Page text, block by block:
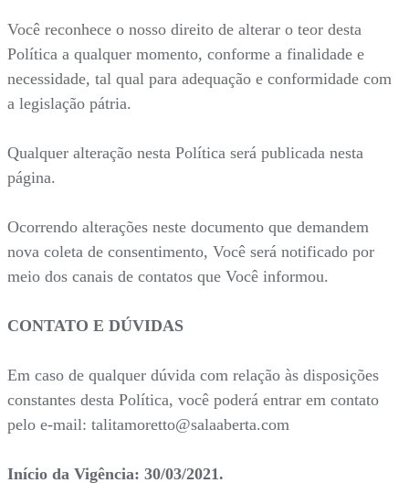
Você reconhece o nosso direito de alterar o teor desta
Política a qualquer momento, conforme a finalidade e
necessidade, tal qual para adequação e conformidade com
a legislação pátria.
Qualquer alteração nesta Política será publicada nesta
página.
Ocorrendo alterações neste documento que demandem
nova coleta de consentimento, Você será notificado por
meio dos canais de contatos que Você informou.
CONTATO E DÚVIDAS
Em caso de qualquer dúvida com relação às disposições
constantes desta Política, você poderá entrar em contato
pelo e-mail: talitamoretto@salaaberta.com
Início da Vigência: 30/03/2021.